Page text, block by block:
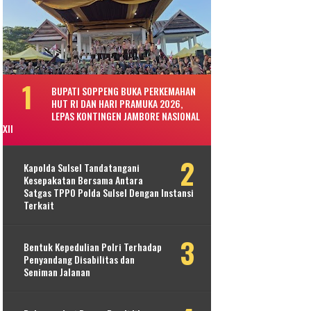
BUPATI SOPPENG BUKA PERKEMAHAN
HUT RI DAN HARI PRAMUKA 2026,
LEPAS KONTINGEN JAMBORE NASIONAL
XII
Kapolda Sulsel Tandatangani
Kesepakatan Bersama Antara
Satgas TPPO Polda Sulsel Dengan Instansi
Terkait
Bentuk Kepedulian Polri Terhadap
Penyandang Disabilitas dan
Seniman Jalanan